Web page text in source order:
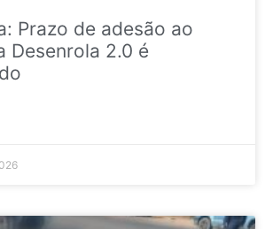
Prazo de adesão ao
Desenrola 2.0 é